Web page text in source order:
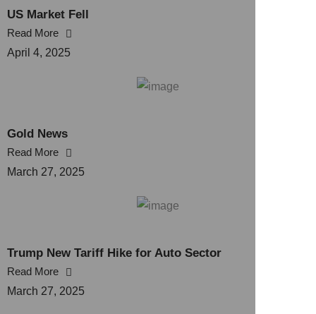
US Market Fell
Read More
April 4, 2025
Gold News
Read More
March 27, 2025
Trump New Tariff Hike for Auto Sector
Read More
March 27, 2025